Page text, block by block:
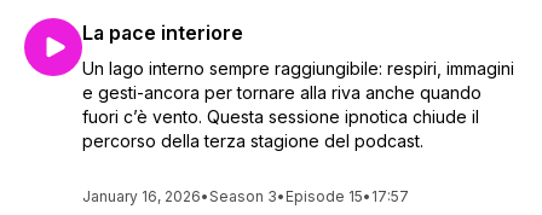
Autore e voce è Alessandro Calderoni, psicologo,
psicoterapeuta e ipnositerapeuta.
La pace interiore
Un lago interno sempre raggiungibile: respiri, immagini
e gesti-ancora per tornare alla riva anche quando
fuori c’è vento. Questa sessione ipnotica chiude il
percorso della terza stagione del podcast.
January 16, 2026•Season 3• Episode 15• 17:57